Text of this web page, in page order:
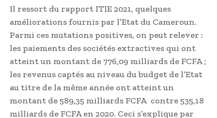
Il ressort du rapport ITIE 2021, quelques
améliorations fournis par l’Etat du Cameroun.
Parmi ces mutations positives, on peut relever :
les paiements des sociétés extractives qui ont
atteint un montant de 776,09 milliards de FCFA ;
les revenus captés au niveau du budget de l’Etat
au titre de la même année ont atteint un
montant de 589,35 milliards FCFA contre 535,18
milliards de FCFA en 2020. Ceci s’explique par